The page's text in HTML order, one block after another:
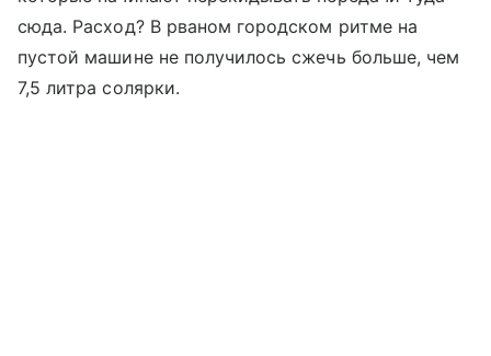
сюда. Расход? В рваном городском ритме на
пустой машине не получилось сжечь больше, чем
7,5 литра солярки.